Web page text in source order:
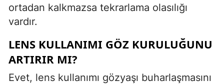
ortadan kalkmazsa tekrarlama olasılığı
vardır.
LENS KULLANIMI GÖZ KURULUĞUNU
ARTIRIR MI?
Evet, lens kullanımı gözyaşı buharlaşmasını